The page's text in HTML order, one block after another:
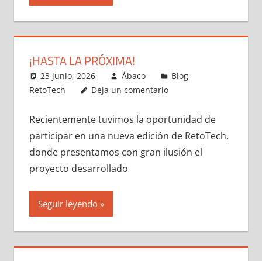
¡HASTA LA PRÓXIMA!
23 junio, 2026 Ábaco
Blog
RetoTech
Deja un comentario
Recientemente tuvimos la oportunidad de
participar en una nueva edición de RetoTech,
donde presentamos con gran ilusión el
proyecto desarrollado
Seguir leyendo